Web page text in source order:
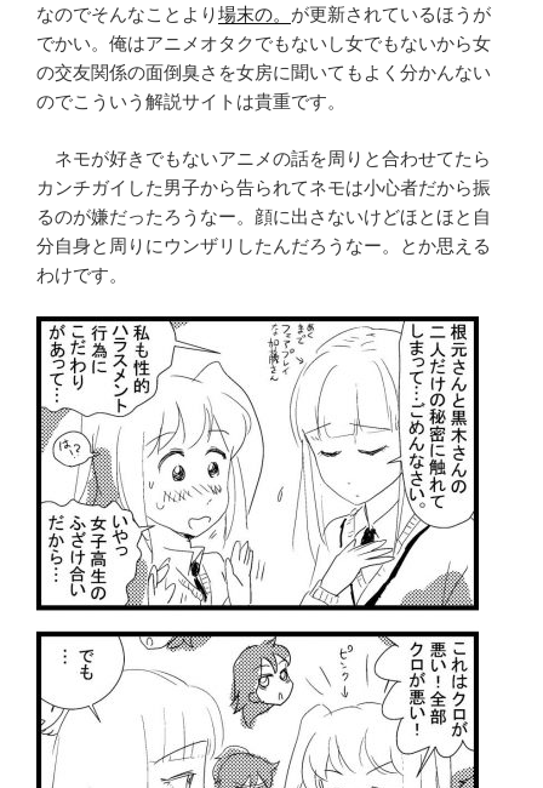
なのでそんなことより場末の。 が更新されているほうが
でかい。俺はアニメオタクでもないし女でもないから女
の交友関係の面倒臭さを女房に聞いてもよく分かんない
のでこういう解説サイトは貴重です。
ネモが好きでもないアニメの話を周りと合わせてたら
カンチガイした男子から告られてネモは小心者だから振
るのが嫌だったろうなー。顔に出さないけどほとほと自
分自身と周りにウンザリしたんだろうなー。とか思える
わけです。